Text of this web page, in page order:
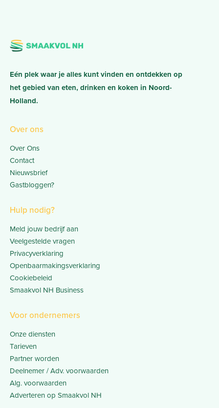
Eén plek waar je alles kunt vinden en ontdekken op
het gebied van eten, drinken en koken in Noord-
Holland.
Over ons
Over Ons
Contact
Nieuwsbrief
Gastbloggen?
Hulp nodig?
Meld jouw bedrijf aan
Veelgestelde vragen
Privacyverklaring
Openbaarmakingsverklaring
Cookiebeleid
Smaakvol NH Business
Voor ondernemers
Onze diensten
Tarieven
Partner worden
Deelnemer / Adv. voorwaarden
Alg. voorwaarden
Adverteren op Smaakvol NH